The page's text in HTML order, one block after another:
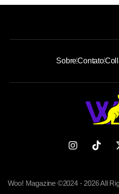
SobreContato
Woo! Magazine ©2024 - 2026 All